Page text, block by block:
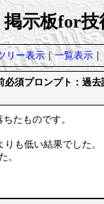
掲示板for技
リー表示｜一覧表示｜
必須プロンプト：過
たものです。
りも低い結果でした。
。